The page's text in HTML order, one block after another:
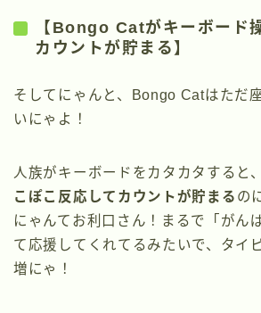
【Bongo Catがキーボード
カウントが貯まる】
そしてにゃんと、Bongo Catはただ
いにゃよ！
人族がキーボードをカタカタすると
こぽこ反応してカウントが貯まる の
にゃんてお利口さん！まるで「がん
て応援してくれてるみたいで、タイ
増にゃ！